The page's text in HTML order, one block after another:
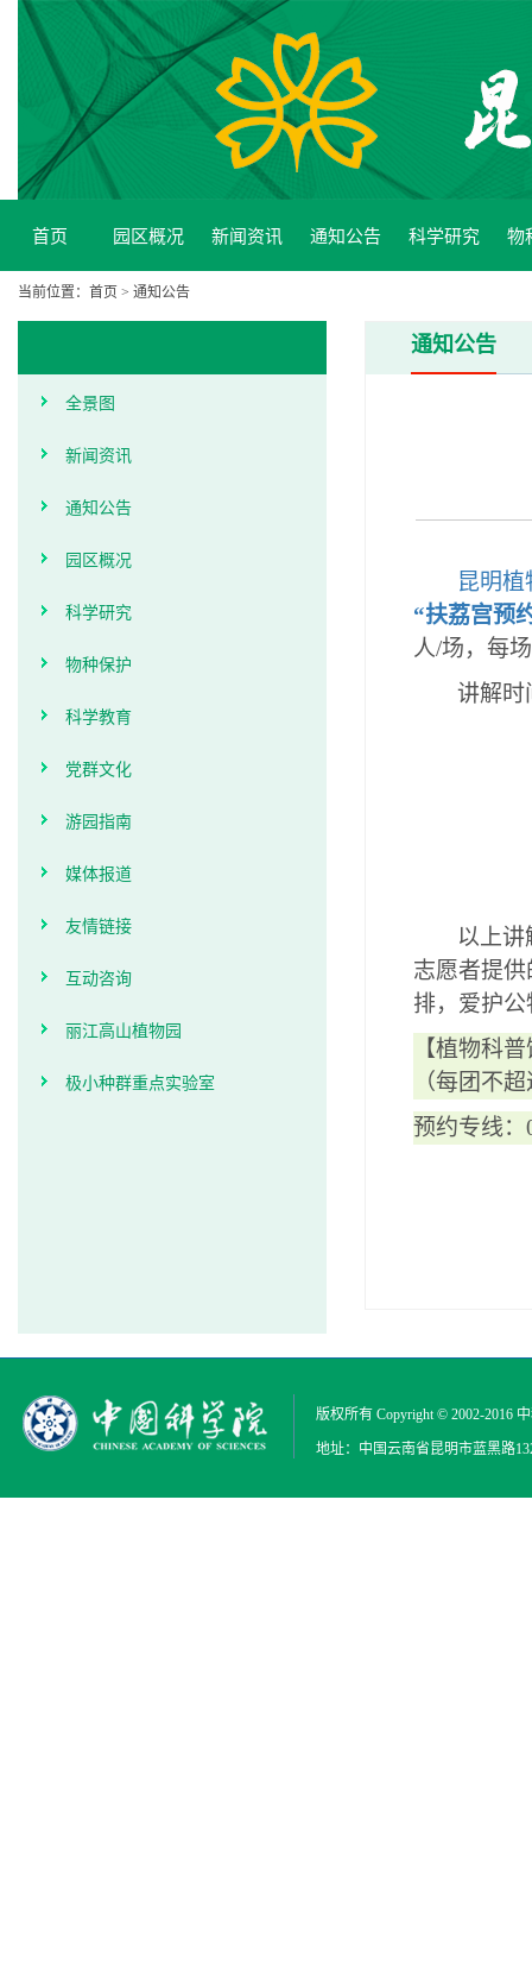
首页 园区概况 新闻资讯 通知公告 科学研究 物
当前位置： 首页 > 通知公告
全景图
新闻资讯
通知公告
园区概况
科学研究
物种保护
科学教育
党群文化
游园指南
媒体报道
友情链接
互动咨询
丽江高山植物园
极小种群重点实验室
通知公告
昆明
“扶荔宫预
人/场，每
讲解时
以上
志愿者提
排，爱护
【植物科
（每团不
预约专线：
版权所有 Copyright © 2002-2016
地址：中国云南省昆明市蓝黑路